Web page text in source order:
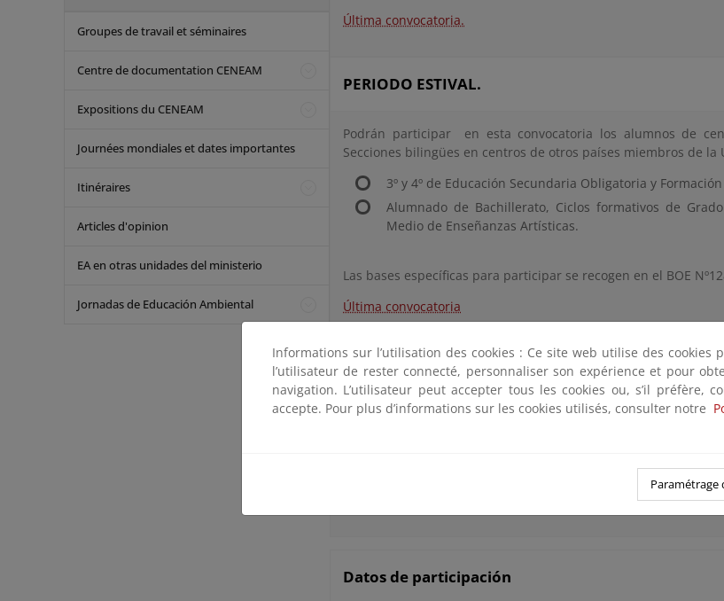
Groupes de travail et séminaires
Centre de documentation CENEAM
Expositions du CENEAM
Journées mondiales et dates importantes
Itinéraires
Articles d'opinion
EA en otras unidades del ministerio
Jornadas de Educación Ambiental
Última convocatoria.
PERIODO ESTIVAL.
Podrán participar en esta convocatoria los alumnos de
Secciones bilingües en centros de otros países miembros de
3º y 4º de Educación Secundaria Obligatoria y
Alumnado de Bachillerato, Ciclos formativos de
Medio de Enseñanzas Artísticas.
Las bases específicas para participar se recogen en el BOE
Última convocatoria
Documentos de incorporación para los centros
Datos de participación
Informations sur l’utilisation des cookies : Ce site web utilise des
l’utilisateur de rester connecté, personnaliser son expérience et pour
navigation. L’utilisateur peut accepter tous les cookies ou, s’il préfère,
accepte. Pour plus d’informations sur les cookies utilisés, consulter notre
Paramétrage